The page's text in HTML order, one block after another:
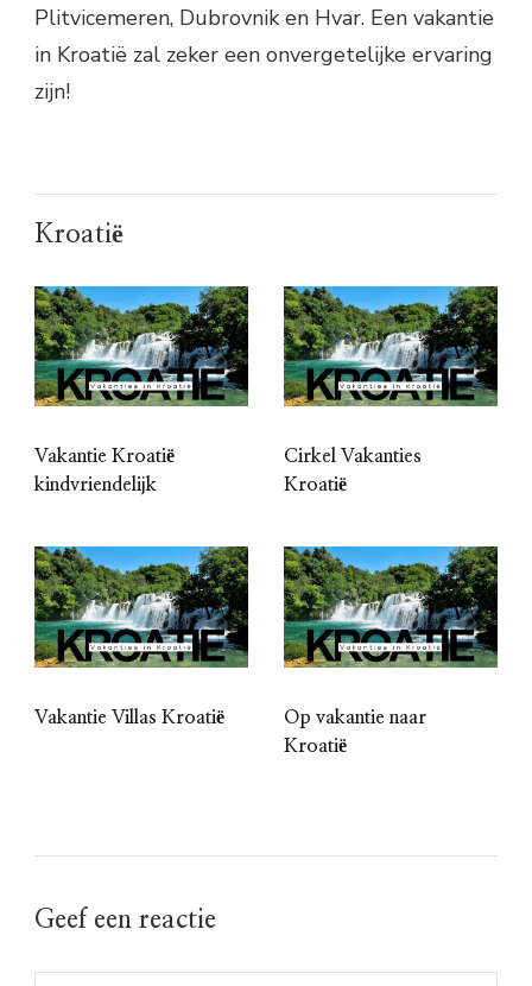
Plitvicemeren, Dubrovnik en Hvar. Een vakantie
in Kroatië zal zeker een onvergetelijke ervaring
zijn!
Kroatië
Vakantie Kroatië
kindvriendelijk
Cirkel Vakanties
Kroatië
Vakantie Villas Kroatië
Op vakantie naar
Kroatië
Geef een reactie